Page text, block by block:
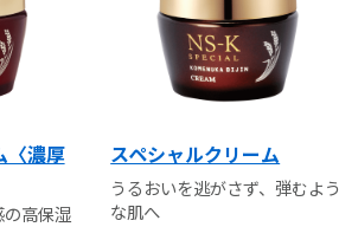
〈濃厚
高保湿
スペシャルクリーム
うるおいを逃がさず、弾むよう
な肌へ